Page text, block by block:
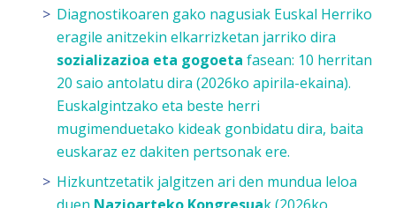
Diagnostikoaren gako nagusiak Euskal Herriko
eragile anitzekin elkarrizketan jarriko dira
sozializazioa eta gogoeta fasean: 10 herritan
20 saio antolatu dira (2026ko apirila-ekaina).
Euskalgintzako eta beste herri
mugimenduetako kideak gonbidatu dira, baita
euskaraz ez dakiten pertsonak ere.
Hizkuntzetatik jalgitzen ari den mundua leloa